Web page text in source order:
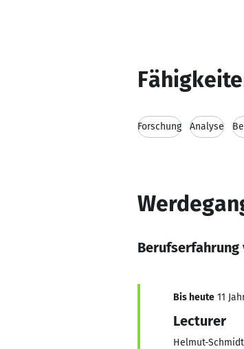
Forschung Analyse
Bis heute 11
Lecturer
Helmut-